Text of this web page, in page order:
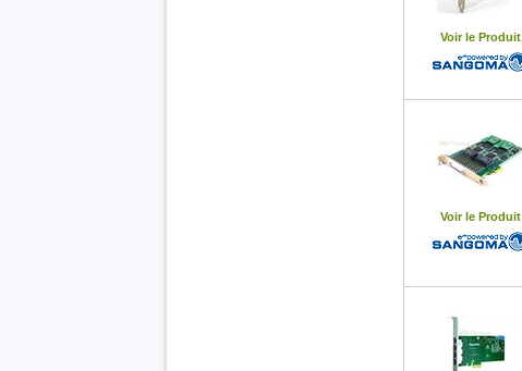
Voir le Produit
Voir le Produit